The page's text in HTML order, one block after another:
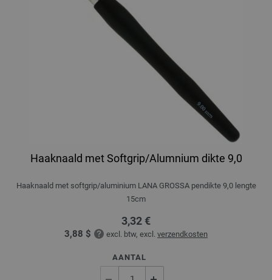
Haaknaald met Softgrip/Alumnium dikte 9,0
Haaknaald met softgrip/aluminium LANA GROSSA pendikte 9,0 lengte
15cm
3,32 €
3,88 $ excl. btw, excl. verzendkosten
AANTAL